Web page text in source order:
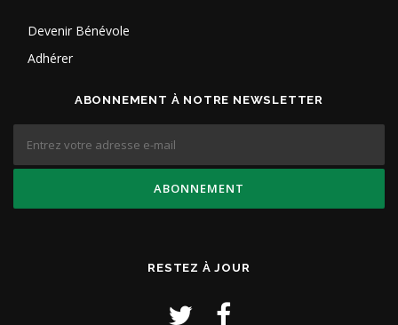
Devenir Bénévole
Adhérer
ABONNEMENT À NOTRE NEWSLETTER
RESTEZ À JOUR